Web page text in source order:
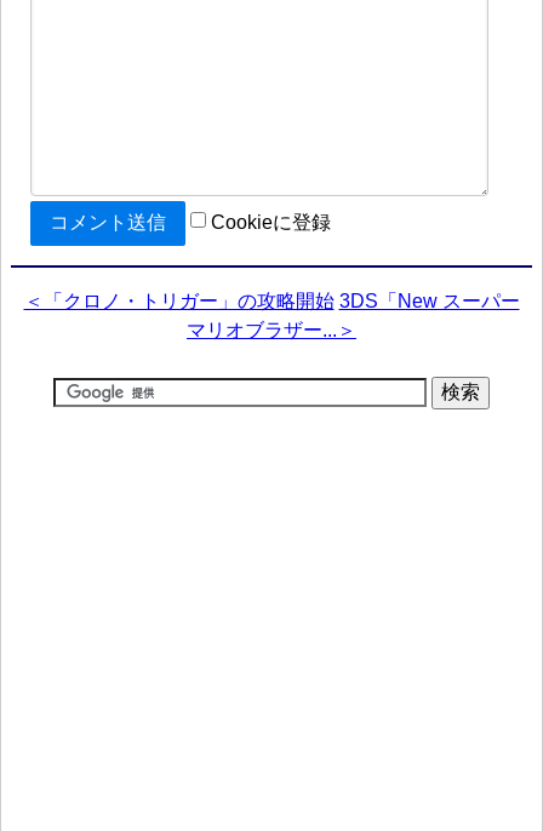
Cookieに登録
＜「クロノ・トリガー」の攻略開始 3DS「New スーパー
マリオブラザー...＞